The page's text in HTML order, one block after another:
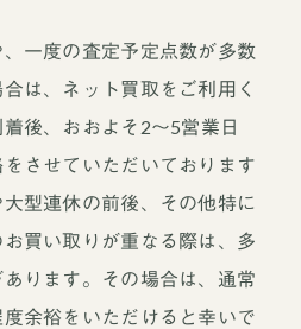
一度の査定予定点数が多数
は、ネット買取をご利用く
後、おおよそ2～5営業日
させていただいております
型連休の前後、その他特に
買い取りが重なる際は、多
ります。その場合は、通常
余裕をいただけると幸いで